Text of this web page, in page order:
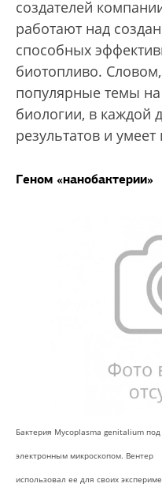
создателей
работают над
способных
биотопливо.
популярные темы
биологии, в каждой
результатов и
Геном «нанобактерии»
Бактерия Myсoplasma genitalium под
электронным микроскопом. Вентер
использовал ее для своих